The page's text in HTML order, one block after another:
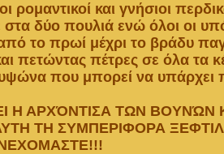
ρομαντικοί και γνήσιοι
στα δύο πουλιά ενώ όλοι οι
το πρωί μέχρι το βράδυ
πετώντας πέτρες σε όλα τα
που μπορεί να υπάρχει
Η ΑΡΧΌΝΤΙΣΑ ΤΩΝ ΒΟΥΝΏΝ
ΤΗ ΣΥΜΠΕΡΙΦΟΡΑ